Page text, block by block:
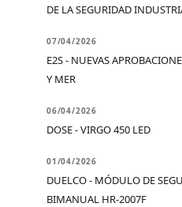
DE LA SEGURIDAD
07/04/2026
E2S - NUEVAS
Y MER
06/04/2026
DOSE - VIRGO 450 LED
01/04/2026
DUELCO - MÓDULO DE
BIMANUAL HR-2007F